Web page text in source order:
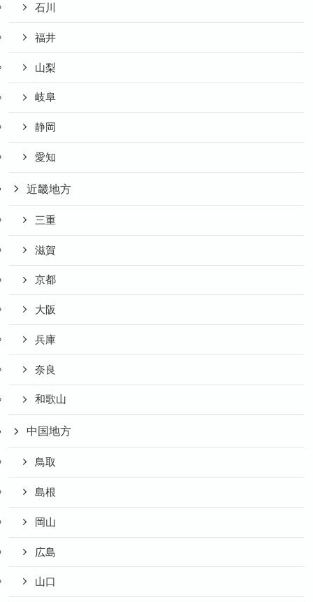
石川
福井
山梨
岐阜
静岡
愛知
近畿地方
三重
滋賀
京都
大阪
兵庫
奈良
和歌山
中国地方
鳥取
島根
岡山
広島
山口